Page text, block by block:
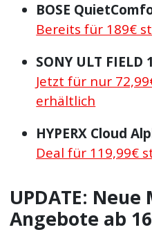
BOSE
Bereits für 189€
SONY ULT FIELD 1
Jetzt für nur
erhältlich
HYPERX Cloud
Deal für 119,99€
UPDATE:
Angebote ab